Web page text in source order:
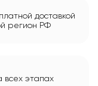
доставкой
регион РФ
всех этапах